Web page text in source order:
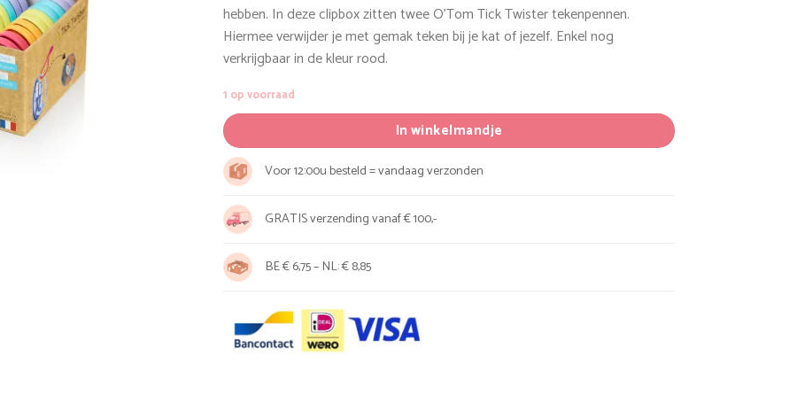
€ 5,95.€ 5,35.
hebben. In deze clipbox zitten twee O’Tom Tick Twister tekenpennen.
Hiermee verwijder je met gemak teken bij je kat of jezelf. Enkel nog
verkrijgbaar in de kleur rood.
1 op voorraad
In winkelmandje
Voor 12:00u besteld = vandaag verzonden
GRATIS verzending vanaf € 100,-
BE € 6,75 – NL: € 8,85